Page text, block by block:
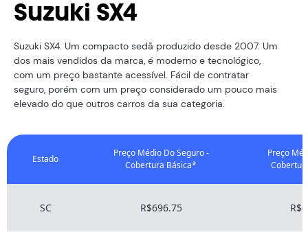
Suzuki SX4
Suzuki SX4. Um compacto sedã produzido desde 2007. Um
dos mais vendidos da marca, é moderno e tecnológico,
com um preço bastante acessível. Fácil de contratar
seguro, porém com um preço considerado um pouco mais
elevado do que outros carros da sua categoria.
Estado
Preço Médio Do Seguro -
Cobertura Básica*
Preço
SC R$696.75